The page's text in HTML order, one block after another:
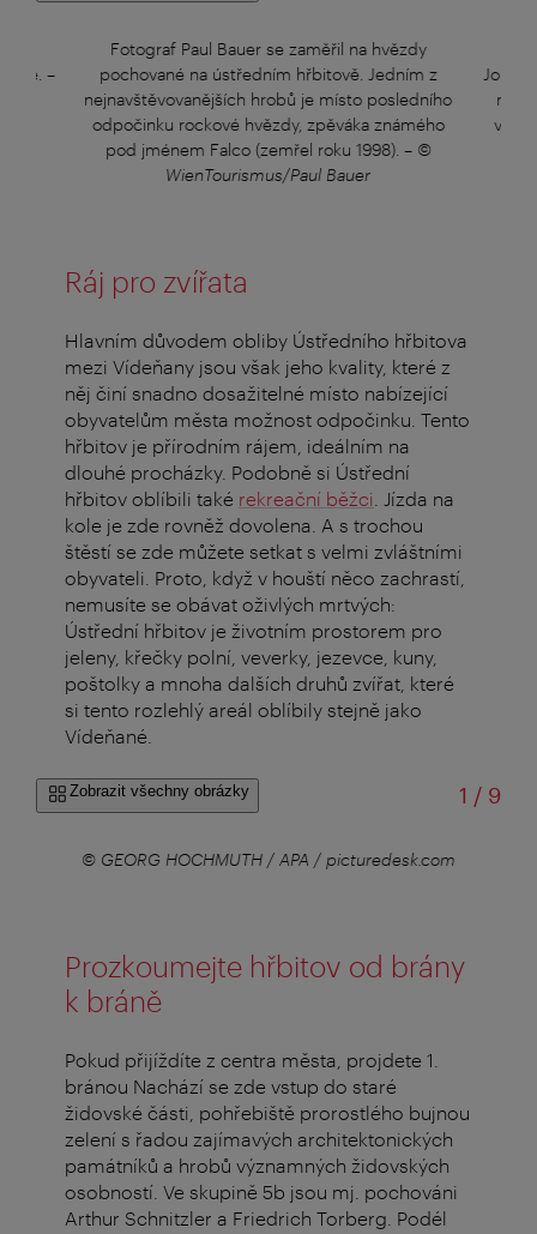
–
Fotograf Paul Bauer se zaměřil na hvězdy
pochované na ústředním hřbitově. Jedním z
nejnavštěvovanějších hrobů je místo posledního
odpočinku rockové hvězdy, zpěváka známého
pod jménem Falco (zemřel roku 1998). – ©
WienTourismus/Paul Bauer
Ráj pro zvířata
Hlavním důvodem obliby Ústředního hřbitova
mezi Vídeňany jsou však jeho kvality, které z
něj činí snadno dosažitelné místo nabízející
obyvatelům města možnost odpočinku. Tento
hřbitov je přírodním rájem, ideálním na
dlouhé procházky. Podobně si Ústřední
hřbitov oblíbili také rekreační běžci
. Jízda na
kole je zde rovněž dovolena. A s trochou
štěstí se zde můžete setkat s velmi zvláštními
obyvateli. Proto, když v houští něco zachrastí,
nemusíte se obávat oživlých mrtvých:
Ústřední hřbitov je životním prostorem pro
jeleny, křečky polní, veverky, jezevce, kuny,
poštolky a mnoha dalších druhů zvířat, které
si tento rozlehlý areál oblíbily stejně jako
Vídeňané.
Zobrazit všechny obrázky 1 /z9
© GEORG HOCHMUTH / APA / picturedesk.com
Prozkoumejte hřbitov od brány
k bráně
Pokud přijíždíte z centra města, projdete 1.
bránou Nachází se zde vstup do staré
židovské části, pohřebiště prorostlého bujnou
zelení s řadou zajímavých architektonických
památníků a hrobů významných židovských
osobností. Ve skupině 5b jsou mj. pochováni
Arthur Schnitzler a Friedrich Torberg. Podél